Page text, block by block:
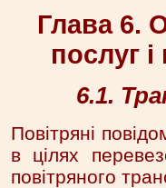
Глава 6.
послуг і
6.1.
Повітряні
в цілях
повітряного